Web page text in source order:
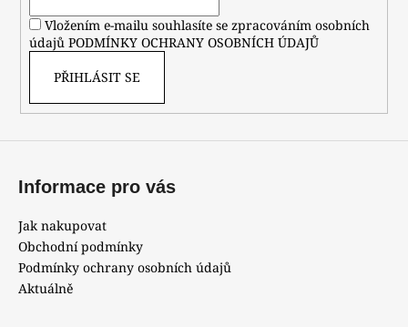
Vložením e-mailu souhlasíte se zpracováním osobních
údajů PODMÍNKY OCHRANY OSOBNÍCH ÚDAJŮ
PŘIHLÁSIT SE
Informace pro vás
Jak nakupovat
Obchodní podmínky
Podmínky ochrany osobních údajů
Aktuálně